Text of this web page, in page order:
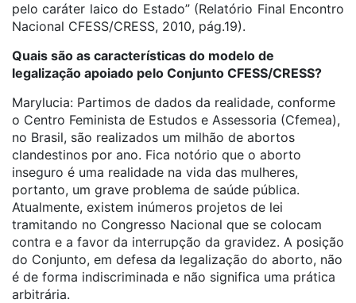
pelo caráter laico do Estado” (Relatório Final Encontro
Nacional CFESS/CRESS, 2010, pág.19).
Quais são as características do modelo de
legalização apoiado pelo Conjunto CFESS/CRESS?
Marylucia: Partimos de dados da realidade, conforme
o Centro Feminista de Estudos e Assessoria (Cfemea),
no Brasil, são realizados um milhão de abortos
clandestinos por ano. Fica notório que o aborto
inseguro é uma realidade na vida das mulheres,
portanto, um grave problema de saúde pública.
Atualmente, existem inúmeros projetos de lei
tramitando no Congresso Nacional que se colocam
contra e a favor da interrupção da gravidez. A posição
do Conjunto, em defesa da legalização do aborto, não
é de forma indiscriminada e não significa uma prática
arbitrária.